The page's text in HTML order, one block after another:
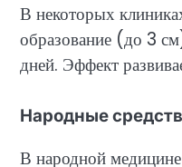
В некоторых
образование (до 3
дней. Эффект
Народные
В народной